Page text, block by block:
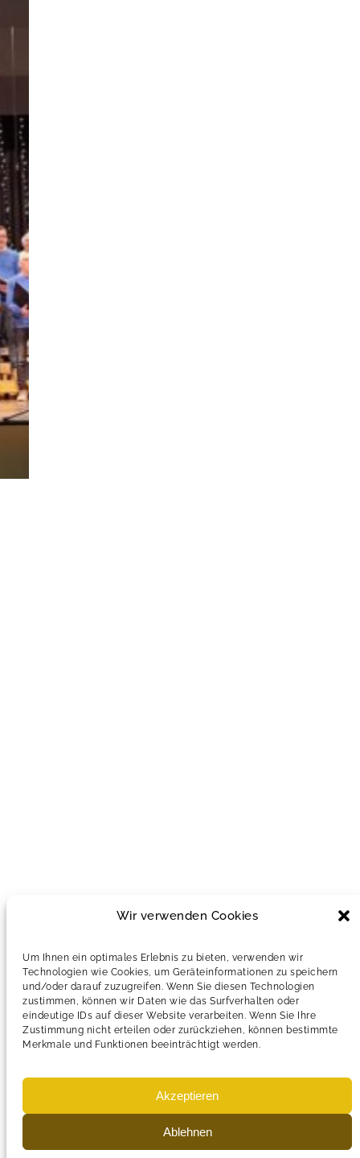
Wir verwenden Cookies
Um Ihnen ein optimales Erlebnis zu bieten, verwenden wir
Technologien wie Cookies, um Geräteinformationen zu speichern
und/oder darauf zuzugreifen. Wenn Sie diesen Technologien
zustimmen, können wir Daten wie das Surfverhalten oder
eindeutige IDs auf dieser Website verarbeiten. Wenn Sie Ihre
Zustimmung nicht erteilen oder zurückziehen, können bestimmte
Merkmale und Funktionen beeinträchtigt werden.
Akzeptieren
Ablehnen